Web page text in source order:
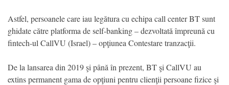
Astfel, persoanele care iau legătura cu echipa call center BT sunt
ghidate către platforma de self-banking – dezvoltată împreună cu
fintech-ul CallVU (Israel) – opţiunea Contestare tranzacţii.
De la lansarea din 2019 şi până în prezent, BT şi CallVU au
extins permanent gama de opţiuni pentru clienţii persoane fizice şi